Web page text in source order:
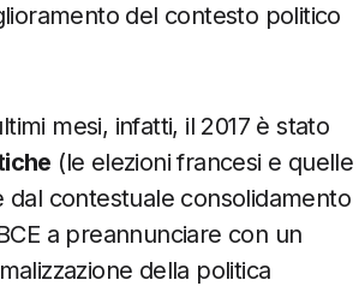
del contesto politico
mesi, infatti, il 2017 è stato
(le elezioni francesi e quelle
contestuale consolidamento
a preannunciare con un
della politica